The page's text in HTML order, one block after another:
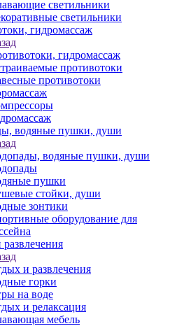
светильники
светильники
гидромассаж
гидромассаж
противотоки
противотоки
водяные пушки, души
водяные пушки, души
пушки
стойки, души
зонтики
оборудование для
и развлечения
горки
на воде
и релаксация
мебель